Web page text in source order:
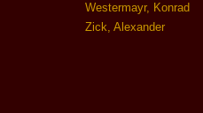
Westermayr, Konrad
Zick, Alexander